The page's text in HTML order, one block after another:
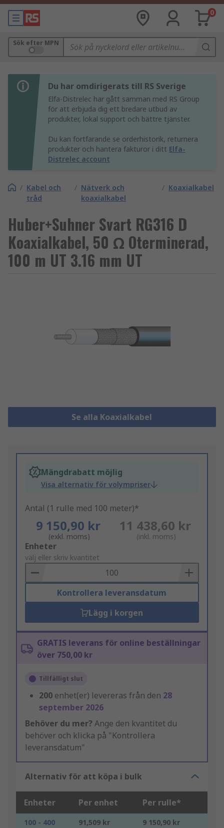
0
Sök efter MPN
Du har omdirigerats till RS Sverige
Elfa-Distrelec har gått samman med RS Group
för att erbjuda dig ett bredare utbud av
produkter, lokal support och bättre tjänster.
Du kan fortfarande se orderhistorik, returnera
produkter och hantera fakturor i ditt Elfa-
Distrelec account
/ Kabel och
tråd
/ Nätverk och
koaxialkabel
/ Koaxialkabel
Huber+Suhner Svart RG316 D
Koaxialkabel, 50 Ω Oterminerad,
100 m UT 3.16 mm UT
Se alla Koaxialkabel
Mängdrabatt möjlig
Visa alternativ för volympriser
Antal (1 rulle med 100 meter)*
9 150,90 kr
(exkl. moms)
11 438,60 kr
(inkl. moms)
Add
to
Basket
Enheter
välj eller skriv kvantitet
Kontrollera leveransdatum
Lägg i korgen
GRATIS leverans för online beställningar
över 750,00 kr
Tillfälligt slut
200 enhet(er) levereras från den 28
september 2026
Behöver du mer? Ange den kvantitet du
behöver och klicka på "Kontrollera
leveransdatum"
Alternativ för att köpa i bulk
Enheter Per enhet Per rulle*
100 - 400 91,509 kr
9 150,90 kr